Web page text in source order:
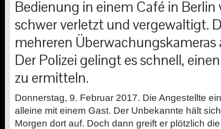
Bedienung in einem Café in
schwer verletzt und vergewaltigt.
mehreren
Der Polizei gelingt es schnell,
zu ermitteln.
Donnerstag, 9. Februar 2017. Die Angestellte
alleine mit einem Gast. Der Unbekannte hält
Morgen dort auf. Doch dann greift er plötzlich